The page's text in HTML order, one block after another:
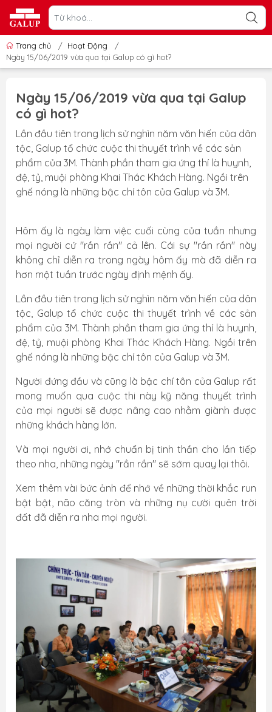
Trang chủ / Hoạt Động
/
Ngày 15/06/2019 vừa qua tại Galup có gì hot?
Ngày 15/06/2019 vừa qua tại Galup
có gì hot?
Lần đầu tiên trong lịch sử nghìn năm văn hiến của dân
tộc, Galup tổ chức cuộc thi thuyết trình về các sản
phẩm của 3M. Thành phần tham gia ứng thí là huynh,
đệ, tỷ, muội phòng Khai Thác Khách Hàng. Ngồi trên
ghế nóng là những bậc chí tôn của Galup và 3M.
Hôm ấy là ngày làm việc cuối cùng của tuần nhưng
mọi người cứ "rần rần" cả lên. Cái sự "rần rần" này
không chỉ diễn ra trong ngày hôm ấy mà đã diễn ra
hơn một tuần trước ngày định mệnh ấy.
Lần đầu tiên trong lịch sử nghìn năm văn hiến của dân
tộc, Galup tổ chức cuộc thi thuyết trình về các sản
phẩm của 3M. Thành phần tham gia ứng thí là huynh,
đệ, tỷ, muội phòng Khai Thác Khách Hàng. Ngồi trên
ghế nóng là những bậc chí tôn của Galup và 3M.
Người đứng đầu và cũng là bậc chí tôn của Galup rất
mong muốn qua cuộc thi này kỹ năng thuyết trình
của mọi người sẽ được nâng cao nhằm giành được
những khách hàng lớn.
Và mọi người ơi, nhớ chuẩn bị tinh thần cho lần tiếp
theo nha, những ngày "rần rần" sẽ sớm quay lại thôi.
Xem thêm vài bức ảnh để nhớ về những thời khắc run
bật bật, não căng tròn và những nụ cười quên trời
đất đã diễn ra nha mọi người.